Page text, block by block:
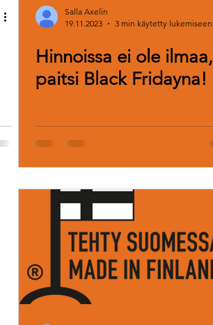
Salla Axelin
19.11.2023
3 min käytetty lukemiseen
Hinnoissa ei ole ilmaa,
paitsi Black Fridayna!